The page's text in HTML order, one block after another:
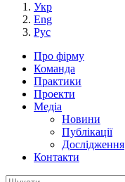
Укр
Eng
Рус
Про фірму
Команда
Практики
Проекти
Медіа
Новини
Публікації
Дослідження
Контакти